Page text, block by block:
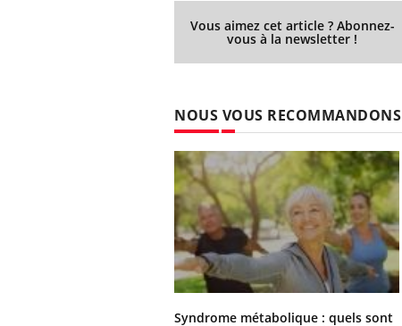
Vous aimez cet article ? Abonnez-
vous à la newsletter !
NOUS VOUS RECOMMANDONS
Syndrome métabolique : quels sont